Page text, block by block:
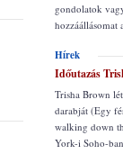
gondolatok
hozzáállásomat
Hírek
Időutazás
Trisha Brown
darabját (Egy
walking down
York-i Soho-